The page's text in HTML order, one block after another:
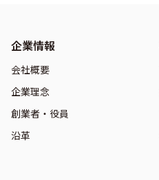
企業情報
会社概要
企業理念
創業者・役員
沿革